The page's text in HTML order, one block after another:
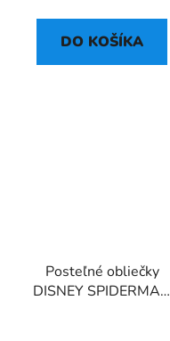
DO KOŠÍKA
Posteľné obliečky
DISNEY SPIDERMAN